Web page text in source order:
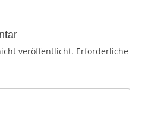
veröffentlicht. Erforderliche